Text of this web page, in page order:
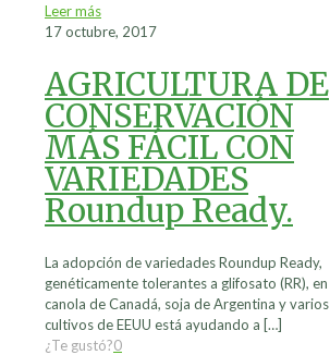
Leer más
17 octubre, 2017
AGRICULTURA DE
CONSERVACIÓN
MÁS FÁCIL CON
VARIEDADES
Roundup Ready.
La adopción de variedades Roundup Ready,
genéticamente tolerantes a glifosato (RR), en
canola de Canadá, soja de Argentina y varios
cultivos de EEUU está ayudando a […]
¿Te gustó?0